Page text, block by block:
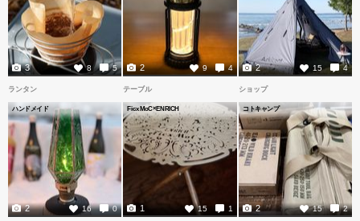
8 5
3 9 4
2 15 4
2
ランタン
ハンドメイド
16 0
2
テーブル
FicxMoC×ENRICH
15 1
1
ショップ
コトキャンプ
15 2
2